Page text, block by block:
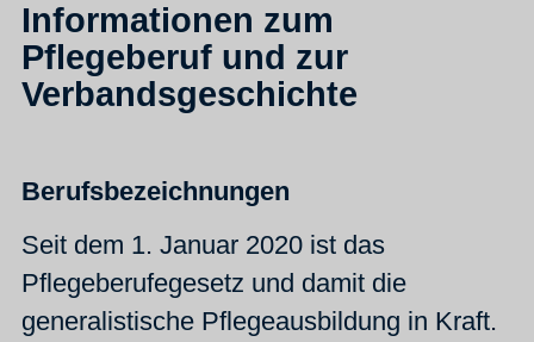
Informationen zum
Pflegeberuf und zur
Verbandsgeschichte
Berufsbezeichnungen
Seit dem 1. Januar 2020 ist das
Pflegeberufegesetz und damit die
generalistische Pflegeausbildung in Kraft.